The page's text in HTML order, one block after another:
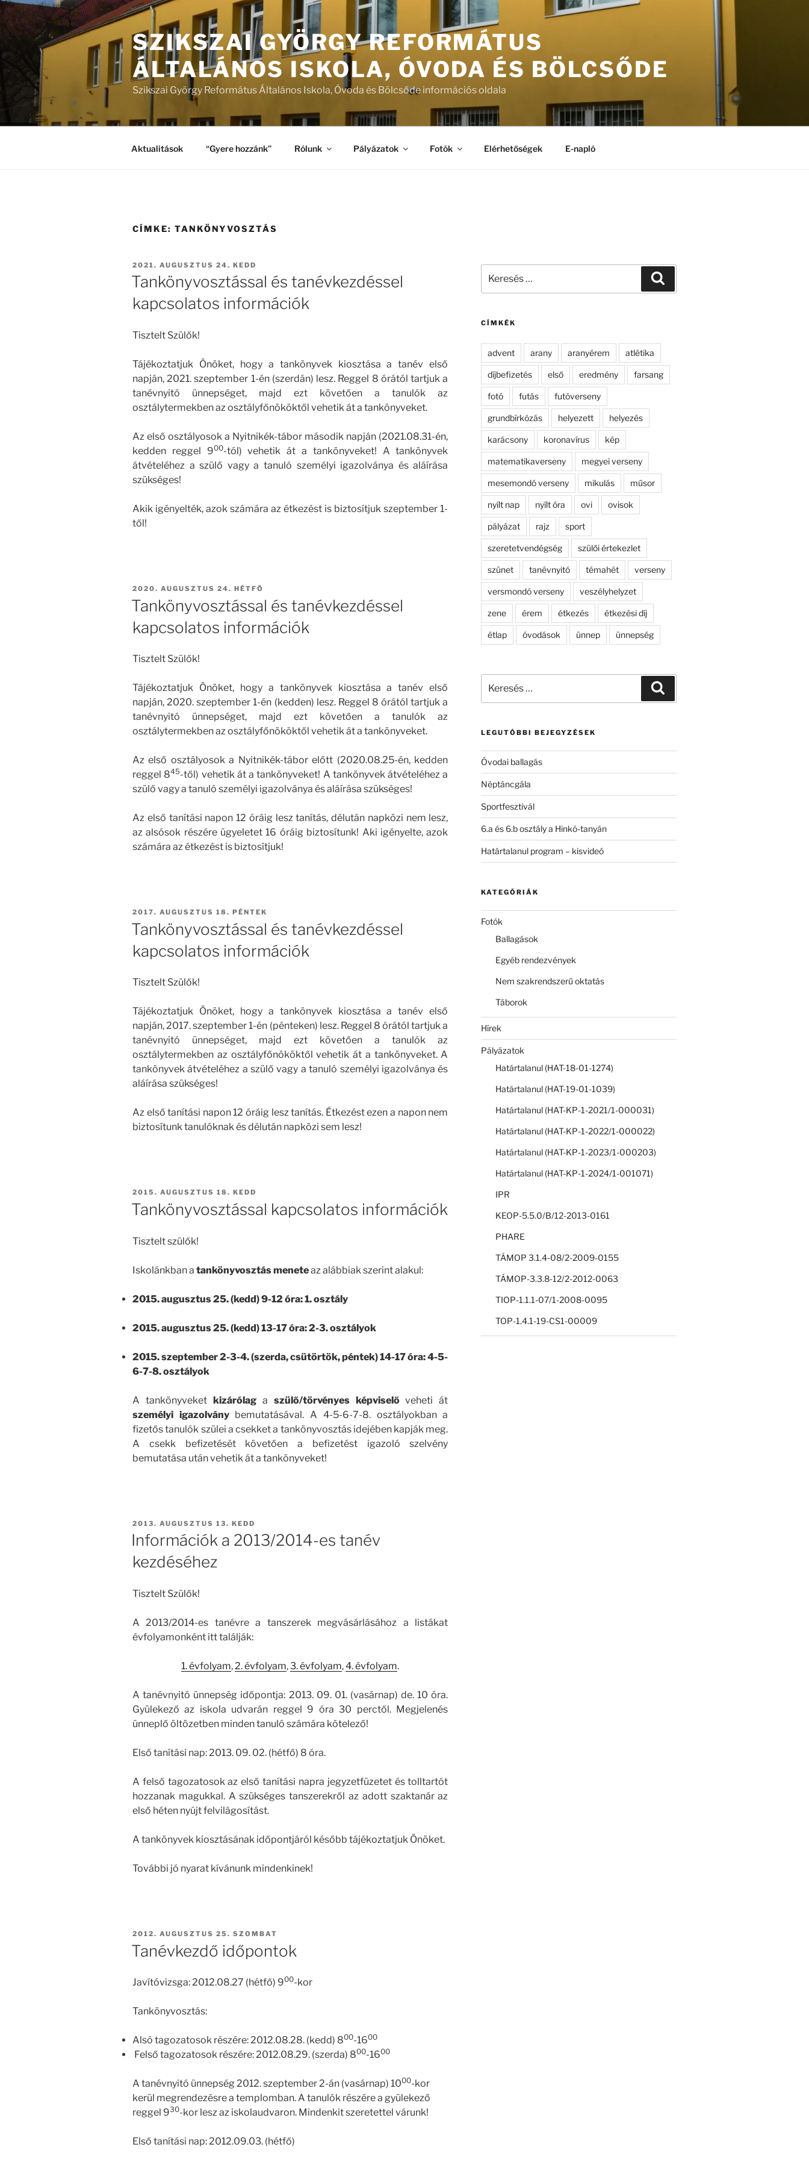
Tartalomhoz
SZIKSZAI GYÖRGY REFORMÁTUS
ÁLTALÁNOS ISKOLA, ÓVODA ÉS BÖLCSŐDE
Szikszai György Református Általános Iskola, Óvoda és Bölcsőde információs oldala
Aktualitások “Gyere hozzánk” Rólunk Pályázatok Fotók Elérhetőségek E-napló
CÍMKE: TANKÖNYVOSZTÁS
BEKÜLDVE:
2021. AUGUSZTUS 24. KEDD
Tankönyvosztással és tanévkezdéssel
kapcsolatos információk
Tisztelt Szülők!
Tájékoztatjuk Önöket, hogy a tankönyvek kiosztása a tanév első
napján, 2021. szeptember 1-én (szerdán) lesz. Reggel 8 órától tartjuk a
tanévnyitó ünnepséget, majd ezt követően a tanulók az
osztálytermekben az osztályfőnököktől vehetik át a tankönyveket.
Az első osztályosok a Nyitnikék-tábor második napján (2021.08.31-én,
kedden reggel 900-tól) vehetik át a tankönyveket! A tankönyvek
átvételéhez a szülő vagy a tanuló személyi igazolványa és aláírása
szükséges!
Akik igényelték, azok számára az étkezést is biztosítjuk szeptember 1-
től!
BEKÜLDVE:
2020. AUGUSZTUS 24. HÉTFŐ
Tankönyvosztással és tanévkezdéssel
kapcsolatos információk
Tisztelt Szülők!
Tájékoztatjuk Önöket, hogy a tankönyvek kiosztása a tanév első
napján, 2020. szeptember 1-én (kedden) lesz. Reggel 8 órától tartjuk a
tanévnyitó ünnepséget, majd ezt követően a tanulók az
osztálytermekben az osztályfőnököktől vehetik át a tankönyveket.
Az első osztályosok a Nyitnikék-tábor előtt (2020.08.25-én, kedden
reggel 845-től) vehetik át a tankönyveket! A tankönyvek átvételéhez a
szülő vagy a tanuló személyi igazolványa és aláírása szükséges!
Az első tanítási napon 12 óráig lesz tanítás, délután napközi nem lesz,
az alsósok részére ügyeletet 16 óráig biztosítunk! Aki igényelte, azok
számára az étkezést is biztosítjuk!
BEKÜLDVE:
2017. AUGUSZTUS 18. PÉNTEK
Tankönyvosztással és tanévkezdéssel
kapcsolatos információk
Tisztelt Szülők!
Tájékoztatjuk Önöket, hogy a tankönyvek kiosztása a tanév első
napján, 2017. szeptember 1-én (pénteken) lesz. Reggel 8 órától tartjuk a
tanévnyitó ünnepséget, majd ezt követően a tanulók az
osztálytermekben az osztályfőnököktől vehetik át a tankönyveket. A
tankönyvek átvételéhez a szülő vagy a tanuló személyi igazolványa és
aláírása szükséges!
Az első tanítási napon 12 óráig lesz tanítás. Étkezést ezen a napon nem
biztosítunk tanulóknak és délután napközi sem lesz!
BEKÜLDVE:
2015. AUGUSZTUS 18. KEDD
Tankönyvosztással kapcsolatos információk
Tisztelt szülők!
Iskolánkban a tankönyvosztás meneteaz alábbiak szerint alakul:
2015. augusztus 25. (kedd) 9-12 óra: 1. osztály
2015. augusztus 25. (kedd) 13-17 óra: 2-3. osztályok
2015. szeptember 2-3-4. (szerda, csütörtök, péntek) 14-17 óra: 4-5-
6-7-8. osztályok
A tankönyveket kizárólaga szülő/törvényes képviselőveheti át
személyi igazolványbemutatásával. A 4-5-6-7-8. osztályokban a
fizetős tanulók szülei a csekket a tankönyvosztás idejében kapják meg.
A csekk befizetését követően a befizetést igazoló szelvény
bemutatása után vehetik át a tankönyveket!
BEKÜLDVE:
2013. AUGUSZTUS 13. KEDD
Információk a 2013/2014-es tanév
kezdéséhez
Tisztelt Szülők!
A 2013/2014-es tanévre a tanszerek megvásárlásához a listákat
évfolyamonként itt találják:
1. évfolyam, 2. évfolyam,3. évfolyam,4. évfolyam.
A tanévnyitó ünnepség időpontja: 2013. 09. 01. (vasárnap) de. 10 óra.
Gyülekező az iskola udvarán reggel 9 óra 30 perctől. Megjelenés
ünneplő öltözetben minden tanuló számára kötelező!
Első tanítási nap: 2013. 09. 02. (hétfő) 8 óra.
A felső tagozatosok az első tanítási napra jegyzetfüzetet és tolltartót
hozzanak magukkal. A szükséges tanszerekről az adott szaktanár az
első héten nyújt felvilágosítást.
A tankönyvek kiosztásának időpontjáról később tájékoztatjuk Önöket.
További jó nyarat kívánunk mindenkinek!
BEKÜLDVE:
2012. AUGUSZTUS 25. SZOMBAT
Tanévkezdő időpontok
Javítóvizsga: 2012.08.27 (hétfő) 900-kor
Tankönyvosztás:
Alsó tagozatosok részére: 2012.08.28. (kedd) 800-1600
Felső tagozatosok részére: 2012.08.29. (szerda) 800-1600
A tanévnyitó ünnepség 2012. szeptember 2-án (vasárnap) 1000-kor
kerül megrendezésre a templomban. A tanulók részére a gyülekező
reggel 930-kor lesz az iskolaudvaron. Mindenkit szeretettel várunk!
Első tanítási nap: 2012.09.03. (hétfő)
következő
CÍMKÉK
advent arany aranyérem atlétika
díjbefizetés első eredmény farsang
fotó futás futóverseny
grundbírkózás helyezett helyezés
karácsony koronavírus kép
matematikaverseny megyei verseny
mesemondó verseny mikulás műsor
nyílt nap nyílt óra ovi ovisok
pályázat rajz sport
szeretetvendégség szülői értekezlet
szünet tanévnyitó témahét verseny
versmondó verseny veszélyhelyzet
zene érem étkezés étkezési díj
étlap óvodások ünnep ünnepség
következő
LEGUTÓBBI BEJEGYZÉSEK
Óvodai ballagás
Néptáncgála
Sportfesztivál
6.a és 6.b osztály a Hinkó-tanyán
Határtalanul program – kisvideó
KATEGÓRIÁK
Fotók
Ballagások
Egyéb rendezvények
Nem szakrendszerű oktatás
Táborok
Hírek
Pályázatok
Határtalanul (HAT-18-01-1274)
Határtalanul (HAT-19-01-1039)
Határtalanul (HAT-KP-1-2021/1-000031)
Határtalanul (HAT-KP-1-2022/1-000022)
Határtalanul (HAT-KP-1-2023/1-000203)
Határtalanul (HAT-KP-1-2024/1-001071)
IPR
KEOP-5.5.0/B/12-2013-0161
PHARE
TÁMOP 3.1.4-08/2-2009-0155
TÁMOP-3.3.8-12/2-2012-0063
TIOP-1.1.1-07/1-2008-0095
TOP-1.4.1-19-CS1-00009